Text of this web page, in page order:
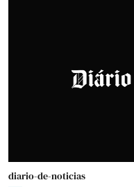
diario-de-noticias